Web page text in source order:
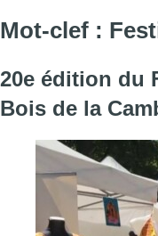
Mot-clef :
20e édition du
Bois de la